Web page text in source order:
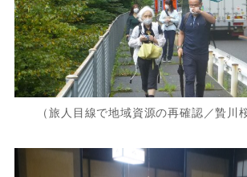
（旅人目線で地域資源の再確認／贄川